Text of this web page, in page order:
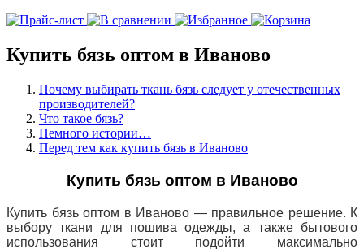
Купить бязь оптом в Иваново
Почему выбирать ткань бязь следует у отечественных
производителей?
Что такое бязь?
Немного истории…
Перед тем как купить бязь в Иваново
Купить бязь оптом в Иваново
Купить бязь оптом в Иваново — правильное решение. К
выбору ткани для пошива одежды, а также бытового
использования стоит подойти максимально